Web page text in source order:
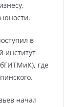
юности.
в
институт
где
начал